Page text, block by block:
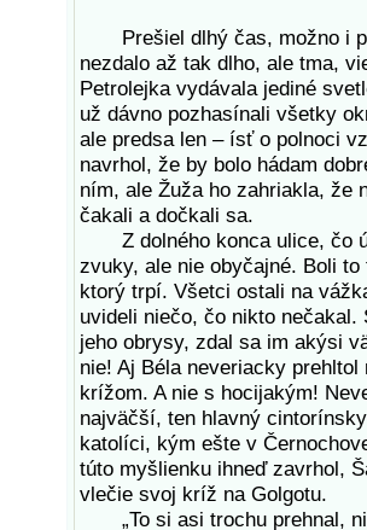
Prešiel dlhý čas, možno i
nezdalo až tak dlho, ale tma,
Petrolejka vydávala jediné
už dávno pozhasínali všetky
ale predsa len – ísť o polnoci
navrhol, že by bolo hádam
ním, ale Žuža ho zahriakla, že
čakali a dočkali sa.
Z dolného konca ulice, čo
zvuky, ale nie obyčajné. Boli
ktorý trpí. Všetci ostali na
uvideli niečo, čo nikto
jeho obrysy, zdal sa im akýsi
nie! Aj Béla neveriacky
krížom. A nie s hocijakým!
najväčší, ten hlavný
katolíci, kým ešte v
túto myšlienku ihneď zavrhol,
vlečie svoj kríž na Golgotu.
„To si asi trochu prehnal,